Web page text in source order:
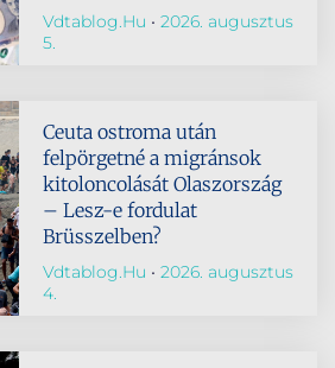
Vdtablog.hu
2026. augusztus
5.
Ceuta ostroma után
felpörgetné a migránsok
kitoloncolását Olaszország
– Lesz-e fordulat
Brüsszelben?
Vdtablog.hu
2026. augusztus
4.